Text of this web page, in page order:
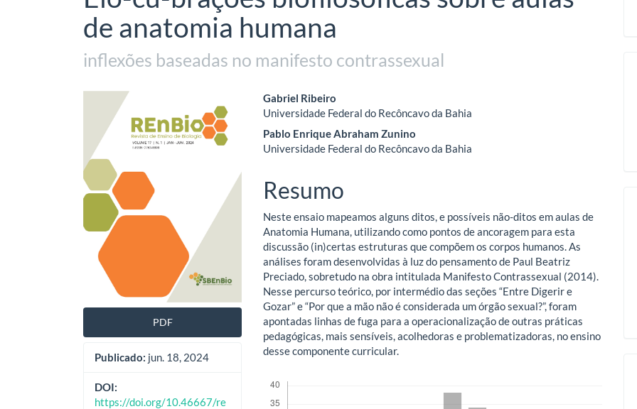
de anatomia humana
inflexões baseadas no manifesto contrassexual
Barra
lateral
de
artigos
PDF
Publicado: jun. 18, 2024
DOI:
https://doi.org/10.46667/re
Conteúdo
do
artigo
principal
Gabriel Ribeiro
Universidade Federal do Recôncavo da Bahia
Pablo Enrique Abraham Zunino
Universidade Federal do Recôncavo da Bahia
Resumo
Neste ensaio mapeamos alguns ditos, e possíveis não-ditos em aulas de
Anatomia Humana, utilizando como pontos de ancoragem para esta
discussão (in)certas estruturas que compõem os corpos humanos. As
análises foram desenvolvidas à luz do pensamento de Paul Beatriz
Preciado, sobretudo na obra intitulada Manifesto Contrassexual (2014).
Nesse percurso teórico, por intermédio das seções “Entre Digerir e
Gozar” e “Por que a mão não é considerada um órgão sexual?”, foram
apontadas linhas de fuga para a operacionalização de outras práticas
pedagógicas, mais sensíveis, acolhedoras e problematizadoras, no ensino
desse componente curricular.